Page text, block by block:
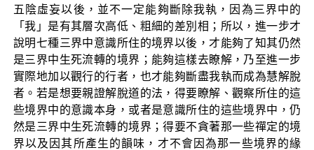
五陰虛妄以後，並不一定能夠斷除我執，因為三界中的
「我」是有其層次高低、粗細的差別相；所以，進一步才
說明七種三界中意識所住的境界以後，才能夠了知其仍然
是三界中生死流轉的境界；能夠這樣去瞭解，乃至進一步
實際地加以觀行的行者，也才能夠斷盡我執而成為慧解脫
者。若是想要親證解脫道的法，得要瞭解、觀察所住的這
些境界中的意識本身，或者是意識所住的這些境界中，仍
然是三界中生死流轉的境界；得要不貪著那一些禪定的境
界以及因其所產生的韻味，才不會因為那一些境界的緣